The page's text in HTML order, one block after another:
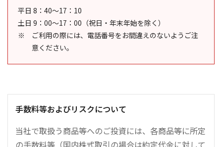
平日 8：40～17：10
土日 9：00～17：00（祝日・年末年始を除く）
ご利用の際には、電話番号をお間違えのないようご注
意ください。
手数料等およびリスクについて
当社で取扱う商品等へのご投資には、各商品等に所定